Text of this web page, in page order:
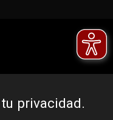
privacidad.